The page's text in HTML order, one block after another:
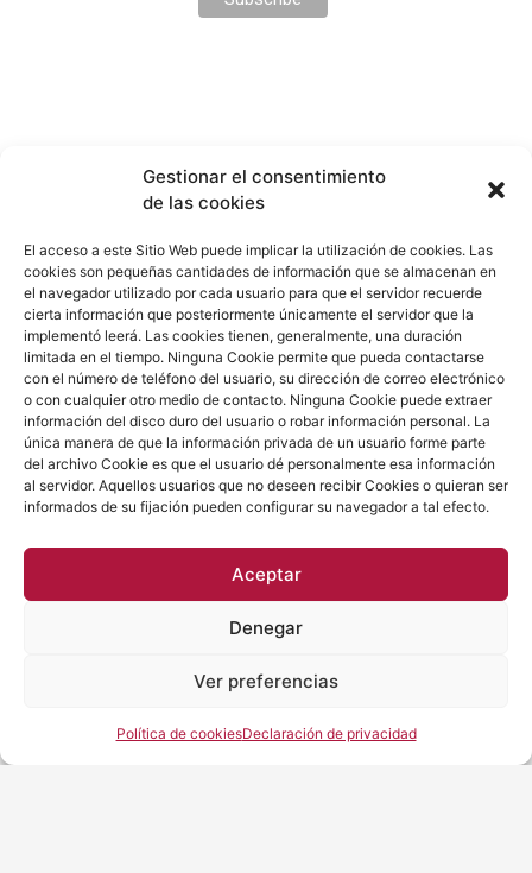
Gestionar el consentimiento
de las cookies
El acceso a este Sitio Web puede implicar la utilización de cookies. Las
cookies son pequeñas cantidades de información que se almacenan en
el navegador utilizado por cada usuario para que el servidor recuerde
cierta información que posteriormente únicamente el servidor que la
implementó leerá. Las cookies tienen, generalmente, una duración
limitada en el tiempo. Ninguna Cookie permite que pueda contactarse
con el número de teléfono del usuario, su dirección de correo electrónico
o con cualquier otro medio de contacto. Ninguna Cookie puede extraer
información del disco duro del usuario o robar información personal. La
única manera de que la información privada de un usuario forme parte
del archivo Cookie es que el usuario dé personalmente esa información
al servidor. Aquellos usuarios que no deseen recibir Cookies o quieran ser
informados de su fijación pueden configurar su navegador a tal efecto.
Aceptar
Denegar
Ver preferencias
Política de cookiesDeclaración de privacidad
Madrid
Tel.:(+34)91 344 94 10
contacto@dlma.es
F
a
c
e
b
o
o
k
I
n
s
t
a
g
r
a
m
L
i
n
k
e
d
i
n